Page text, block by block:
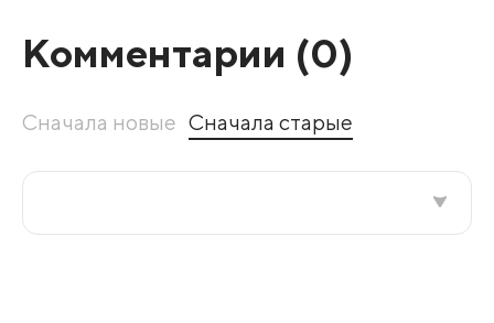
Комментарии (0)
Сначала новые Сначала старые